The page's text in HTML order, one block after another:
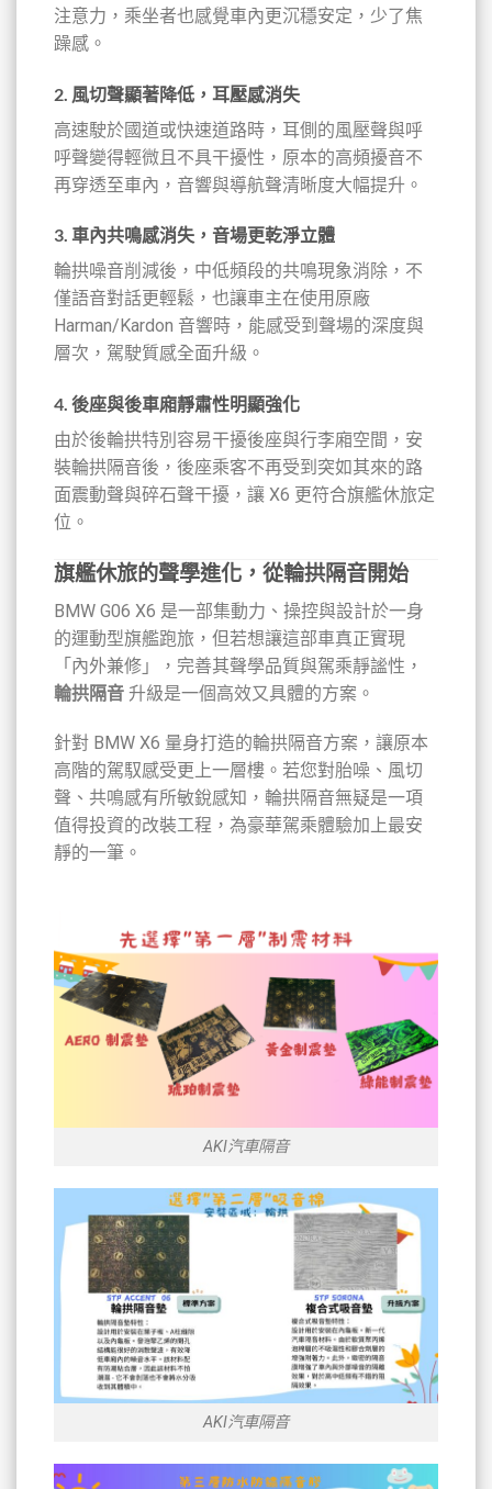
注意力，乘坐者也感覺車內更沉穩安定，少了焦
躁感。
2. 風切聲顯著降低，耳壓感消失
高速駛於國道或快速道路時，耳側的風壓聲與呼
呼聲變得輕微且不具干擾性，原本的高頻擾音不
再穿透至車內，音響與導航聲清晰度大幅提升。
3. 車內共鳴感消失，音場更乾淨立體
輪拱噪音削減後，中低頻段的共鳴現象消除，不
僅語音對話更輕鬆，也讓車主在使用原廠
Harman/Kardon 音響時，能感受到聲場的深度與
層次，駕駛質感全面升級。
4. 後座與後車廂靜肅性明顯強化
由於後輪拱特別容易干擾後座與行李廂空間，安
裝輪拱隔音後，後座乘客不再受到突如其來的路
面震動聲與碎石聲干擾，讓 X6 更符合旗艦休旅定
位。
旗艦休旅的聲學進化，從輪拱隔音開始
BMW G06 X6 是一部集動力、操控與設計於一身
的運動型旗艦跑旅，但若想讓這部車真正實現
「內外兼修」，完善其聲學品質與駕乘靜謐性，
輪拱隔音 升級是一個高效又具體的方案。
針對 BMW X6 量身打造的輪拱隔音方案，讓原本
高階的駕馭感受更上一層樓。若您對胎噪、風切
聲、共鳴感有所敏銳感知，輪拱隔音無疑是一項
值得投資的改裝工程，為豪華駕乘體驗加上最安
靜的一筆。
AKI汽車隔音
AKI汽車隔音